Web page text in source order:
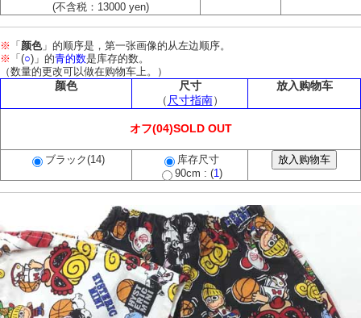
(不含税：13000 yen)
※ 「 颜色」的顺序是，第一张画像的从左边顺序。
※ 「(○)」的青的数是库存的数。
（数量的更改可以做在购物车上。）
颜色
尺寸
（ 尺寸指南）
放入购物车
オフ(04)SOLD OUT
ブラック(14)
库存尺寸
90cm : (1)